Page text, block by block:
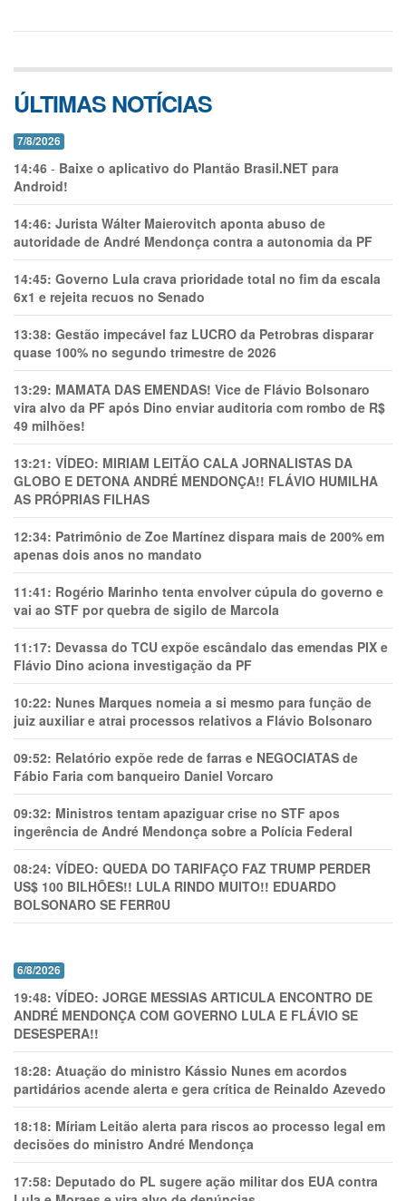
ÚLTIMAS NOTÍCIAS
7/8/2026
14:46 - Baixe o aplicativo do Plantão Brasil.NET para
Android!
14:46: Jurista Wálter Maierovitch aponta abuso de
autoridade de André Mendonça contra a autonomia da PF
14:45: Governo Lula crava prioridade total no fim da escala
6x1 e rejeita recuos no Senado
13:38: Gestão impecável faz LUCRO da Petrobras disparar
quase 100% no segundo trimestre de 2026
13:29: MAMATA DAS EMENDAS! Vice de Flávio Bolsonaro
vira alvo da PF após Dino enviar auditoria com rombo de R$
49 milhões!
13:21: VÍDEO: MIRIAM LEITÃO CALA JORNALISTAS DA
GLOBO E DETONA ANDRÉ MENDONÇA!! FLÁVIO HUMILHA
AS PRÓPRIAS FILHAS
12:34: Patrimônio de Zoe Martínez dispara mais de 200% em
apenas dois anos no mandato
11:41: Rogério Marinho tenta envolver cúpula do governo e
vai ao STF por quebra de sigilo de Marcola
11:17: Devassa do TCU expõe escândalo das emendas PIX e
Flávio Dino aciona investigação da PF
10:22: Nunes Marques nomeia a si mesmo para função de
juiz auxiliar e atrai processos relativos a Flávio Bolsonaro
09:52: Relatório expõe rede de farras e NEGOCIATAS de
Fábio Faria com banqueiro Daniel Vorcaro
09:32: Ministros tentam apaziguar crise no STF apos
ingerência de André Mendonça sobre a Polícia Federal
08:24: VÍDEO: QUEDA DO TARIFAÇO FAZ TRUMP PERDER
US$ 100 BILHÕES!! LULA RINDO MUITO!! EDUARDO
BOLSONARO SE FERR0U
6/8/2026
19:48: VÍDEO: JORGE MESSIAS ARTICULA ENCONTRO DE
ANDRÉ MENDONÇA COM GOVERNO LULA E FLÁVIO SE
DESESPERA!!
18:28: Atuação do ministro Kássio Nunes em acordos
partidários acende alerta e gera crítica de Reinaldo Azevedo
18:18: Míriam Leitão alerta para riscos ao processo legal em
decisões do ministro André Mendonça
17:58: Deputado do PL sugere ação militar dos EUA contra